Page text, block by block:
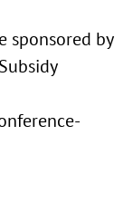
sponsored by